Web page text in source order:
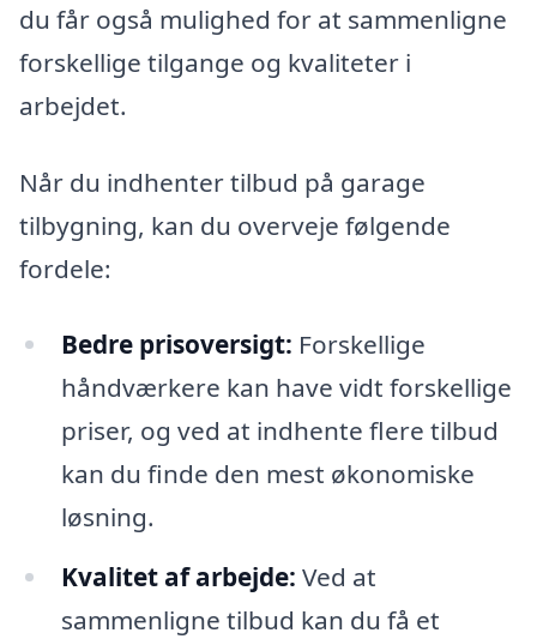
du får også mulighed for at sammenligne
forskellige tilgange og kvaliteter i
arbejdet.
Når du indhenter tilbud på garage
tilbygning, kan du overveje følgende
fordele:
Bedre prisoversigt: Forskellige
håndværkere kan have vidt forskellige
priser, og ved at indhente flere tilbud
kan du finde den mest økonomiske
løsning.
Kvalitet af arbejde: Ved at
sammenligne tilbud kan du få et